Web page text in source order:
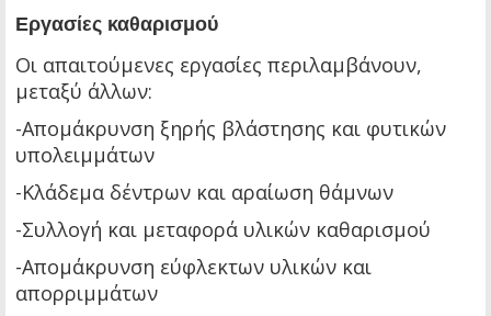
Εργασίες καθαρισμού
Οι απαιτούμενες εργασίες περιλαμβάνουν,
μεταξύ άλλων:
-Απομάκρυνση ξηρής βλάστησης και φυτικών
υπολειμμάτων
-Κλάδεμα δέντρων και αραίωση θάμνων
-Συλλογή και μεταφορά υλικών καθαρισμού
-Απομάκρυνση εύφλεκτων υλικών και
απορριμμάτων